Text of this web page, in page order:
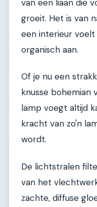
van een liaan die
groeit. Het is van
een interieur
organisch aan.
Of je nu een
knusse bohemian
lamp voegt altijd
kracht van zo'n
wordt.
De lichtstralen
van het
zachte, diffuse